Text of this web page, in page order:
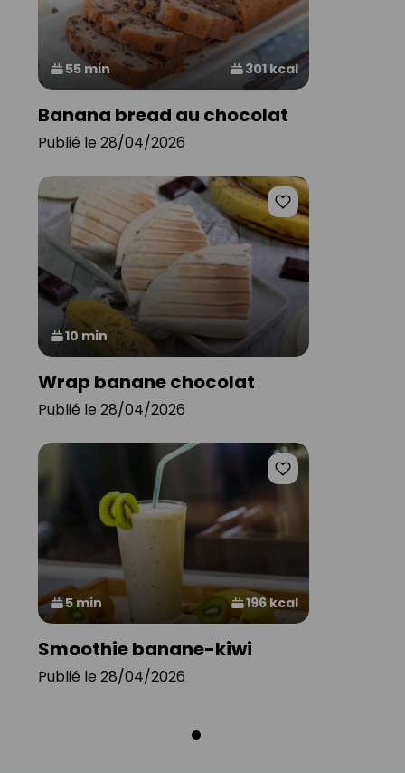
55 min 301 kcal
Banana bread au chocolat
Publié le 28/04/2026
10 min
Wrap banane chocolat
Publié le 28/04/2026
5 min 196 kcal
Smoothie banane-kiwi
Publié le 28/04/2026